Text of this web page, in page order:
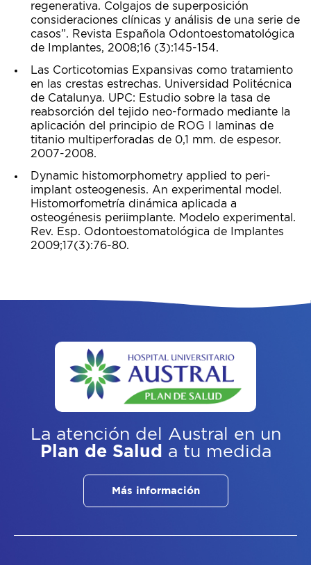
regenerativa. Colgajos de superposición
consideraciones clínicas y análisis de una serie de
casos”. Revista Española Odontoestomatológica
de Implantes, 2008;16 (3):145-154.
Las Corticotomias Expansivas como tratamiento
en las crestas estrechas. Universidad Politécnica
de Catalunya. UPC: Estudio sobre la tasa de
reabsorción del tejido neo-formado mediante la
aplicación del principio de ROG I laminas de
titanio multiperforadas de 0,1 mm. de espesor.
2007-2008.
Dynamic histomorphometry applied to peri-
implant osteogenesis. An experimental model.
Histomorfometría dinámica aplicada a
osteogénesis periimplante. Modelo experimental.
Rev. Esp. Odontoestomatológica de Implantes
2009;17(3):76-80.
La atención del Austral
en un
Plan de Salud a tu medida
Más información